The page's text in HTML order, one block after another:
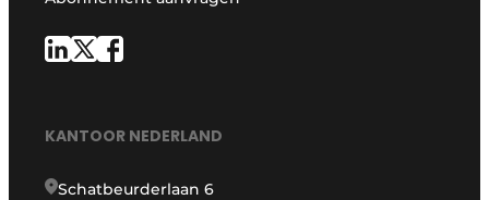
KANTOOR NEDERLAND
Schatbeurderlaan 6